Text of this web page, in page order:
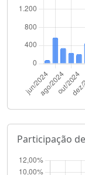
Participação